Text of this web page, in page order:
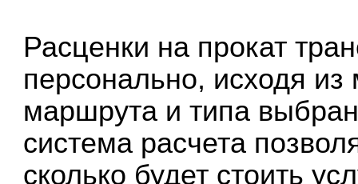
Расценки на прокат
персонально, исходя
маршрута и типа
система расчета
сколько будет стоить